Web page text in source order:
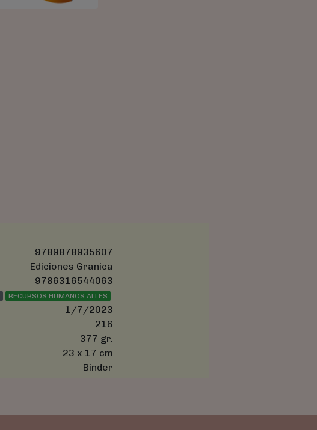
9789878935607
Ediciones Granica
9786316544063
RECURSOS HUMANOS ALLES
1/7/2023
216
377 gr.
23 x 17 cm
Binder